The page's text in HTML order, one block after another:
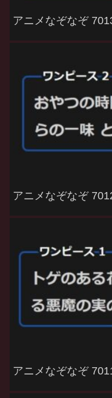
アニメなぞなぞ
アニメなぞなぞ
アニメなぞなぞ